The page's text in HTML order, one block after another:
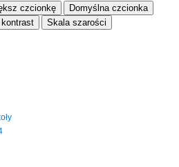
czcionkę
Domyślna czcionka
Skala szarości